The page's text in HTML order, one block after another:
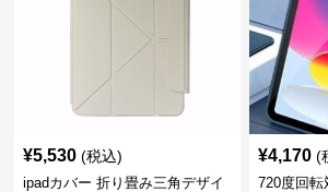
¥5,530 (税込)
ipadカバー 折り畳み三角デザイ
¥4,170 (
720度回転